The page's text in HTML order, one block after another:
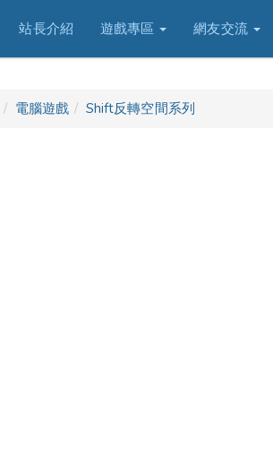
站長介紹 遊戲專區 網友交流
電腦遊戲 Shift反轉空間系列